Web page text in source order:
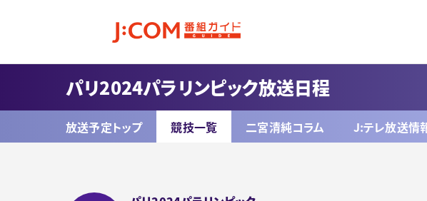
パリ2024パラリンピック放送日程
放送予定トップ 競技一覧 二宮清純コラム J:テレ放送情